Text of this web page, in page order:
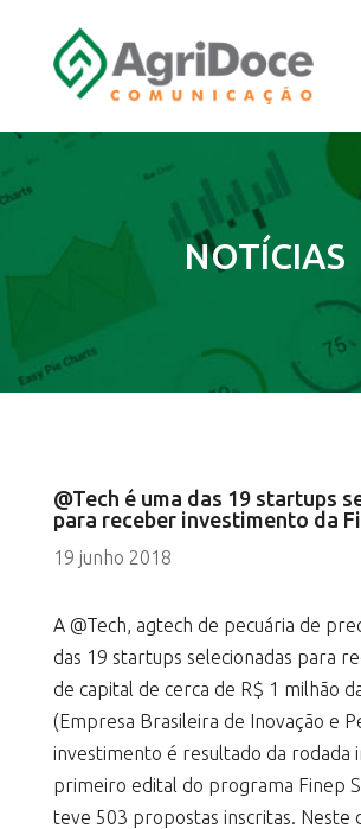
NOTÍCIAS
@Tech é uma das 19 startups
para receber investimento da
19 junho 2018
A @Tech, agtech de pecuária de
das 19 startups selecionadas para
de capital de cerca de R$ 1 milhão
(Empresa Brasileira de Inovação e
investimento é resultado da rodada
primeiro edital do programa Finep
teve 503 propostas inscritas. Neste